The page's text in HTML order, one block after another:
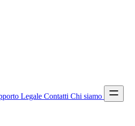
Legale Contatti Chi siamo